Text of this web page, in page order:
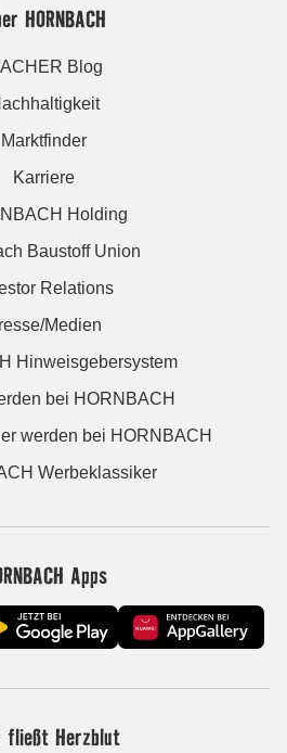
HORNBACH
Blog
Marktfinder
Karriere
Holding
Baustoff Union
Relations
Medien
Hinweisgebersystem
bei HORNBACH
werden bei HORNBACH
Werbeklassiker
Apps
fließt Herzblut